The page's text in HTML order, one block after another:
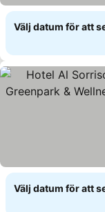
Välj datum för att
Välj datum för att